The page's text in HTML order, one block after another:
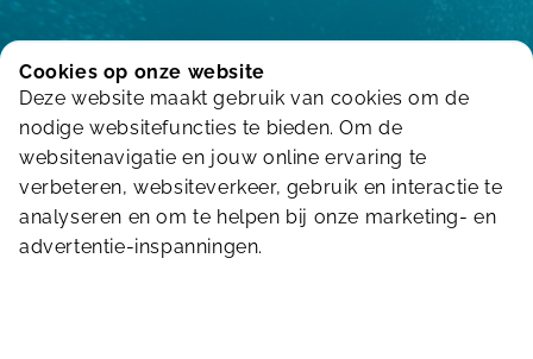
Terug naar de homepagina
Stuur ons een bericht
Cookies op onze website
Deze website maakt gebruik van cookies om de
nodige websitefuncties te bieden. Om de
websitenavigatie en jouw online ervaring te
verbeteren, websiteverkeer, gebruik en interactie te
analyseren en om te helpen bij onze marketing- en
advertentie-inspanningen.